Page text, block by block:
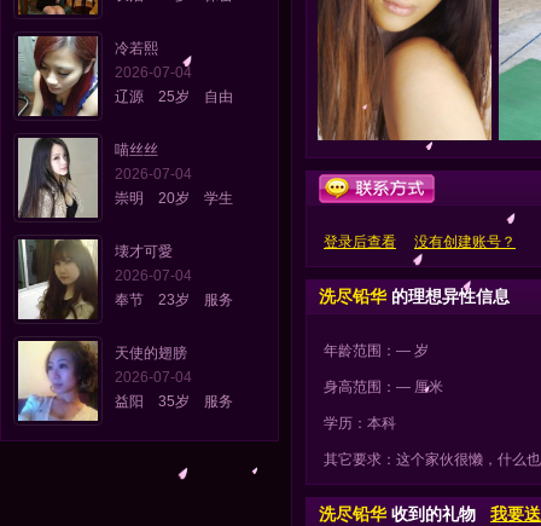
冷若熙
2026-07-04
辽源 25岁 自由
喵丝丝
2026-07-04
崇明 20岁 学生
壊才可愛
2026-07-04
奉节 23岁 服务
天使的翅膀
2026-07-04
益阳 35岁 服务
登录后查看 没有创建账号？
洗尽铅华的理想异性信息
年龄范围：— 岁
身高范围：— 厘米
学历：本科
其它要求：这个家伙很懒，什么
洗尽铅华收到的礼物 我要